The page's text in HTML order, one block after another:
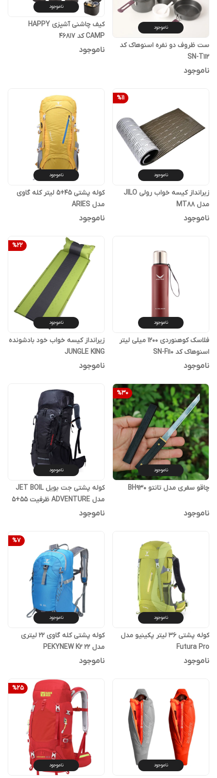
ناموجود
ست ظروف دو نفره اسنوهاک کد
SN-T112
ناموجود
ناموجود
کیف چاشنی آشپزی HAPPY
CAMP کد ۴۶۸۱۷
ناموجود
%11
ناموجود
زیرانداز کیسه خواب رولی JILO
مدل MT88
ناموجود
ناموجود
کوله پشتی 45+5 لیتر کله گاوی
مدل ARIES
ناموجود
ناموجود
فلاسک کوهنوردی 1200 میلی لیتر
اسنوهاک کد SN-F110
ناموجود
%22
ناموجود
زیرانداز کیسه خواب خود بادشونده
JUNGLE KING
ناموجود
%30
ناموجود
چاقو سفری مدل تانتو BH930
ناموجود
ناموجود
کوله پشتی جت بویل JET BOIL
مدل ADVENTURE ظرفیت 55+5
لیتر
ناموجود
ناموجود
کوله پشتی 36 لیتر پکینیو مدل
Futura Pro
ناموجود
%7
ناموجود
کوله پشتی کله گاوی 22 لیتری
مدل PEKYNEW K2 22
ناموجود
ناموجود
%25
ناموجود